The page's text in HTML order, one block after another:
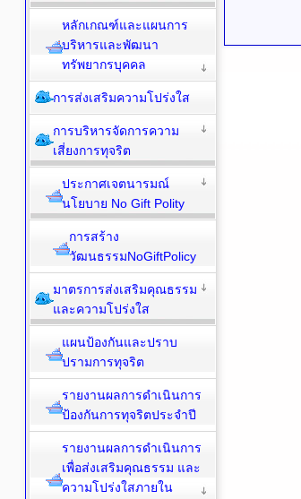
หลักเกณฑ์และแผนการ
บริหารและพัฒนา
ทรัพยากรบุคคล
การส่งเสริมความโปร่งใส
การบริหารจัดการความ
เสี่ยงการทุจริต
ประกาศเจตนารมณ์
นโยบาย No Gift Polity
การสร้าง
วัฒนธรรมNoGiftPolicy
มาตรการส่งเสริมคุณธรรม
และความโปร่งใส
แผนป้องกันและปราบ
ปรามการทุจริต
รายงานผลการดำเนินการ
ป้องกันการทุจริตประจำปี
รายงานผลการดำเนินการ
เพื่อส่งเสริมคุณธรรม และ
ความโปร่งใสภายใน